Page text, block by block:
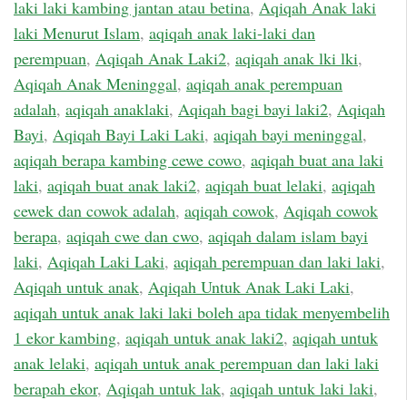
laki laki kambing jantan atau betina, Aqiqah Anak laki
laki Menurut Islam, aqiqah anak laki-laki dan
perempuan, Aqiqah Anak Laki2, aqiqah anak lki lki,
Aqiqah Anak Meninggal, aqiqah anak perempuan
adalah, aqiqah anaklaki, Aqiqah bagi bayi laki2, Aqiqah
Bayi, Aqiqah Bayi Laki Laki, aqiqah bayi meninggal,
aqiqah berapa kambing cewe cowo, aqiqah buat ana laki
laki, aqiqah buat anak laki2, aqiqah buat lelaki, aqiqah
cewek dan cowok adalah, aqiqah cowok, Aqiqah cowok
berapa, aqiqah cwe dan cwo, aqiqah dalam islam bayi
laki, Aqiqah Laki Laki, aqiqah perempuan dan laki laki,
Aqiqah untuk anak, Aqiqah Untuk Anak Laki Laki,
aqiqah untuk anak laki laki boleh apa tidak menyembelih
1 ekor kambing, aqiqah untuk anak laki2, aqiqah untuk
anak lelaki, aqiqah untuk anak perempuan dan laki laki
berapah ekor, Aqiqah untuk lak, aqiqah untuk laki laki,